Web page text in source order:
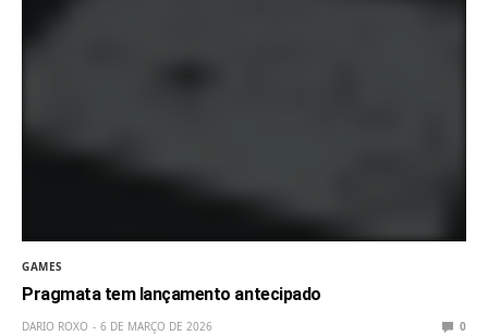
GAMES
Pragmata tem lançamento antecipado
DARIO ROXO 6 DE MARÇO DE 2026 0